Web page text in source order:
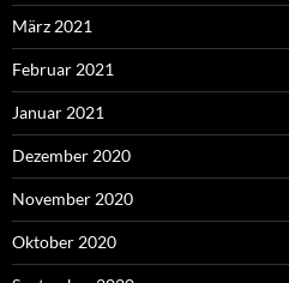
März 2021
Februar 2021
Januar 2021
Dezember 2020
November 2020
Oktober 2020